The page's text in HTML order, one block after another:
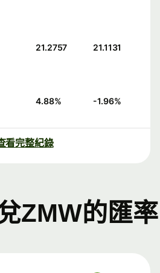
21.2757 21.1131
4.88% -1.96%
看完整紀錄
ZMW的匯率